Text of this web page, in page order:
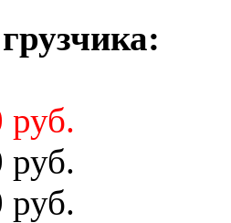
руб.
руб.
руб.